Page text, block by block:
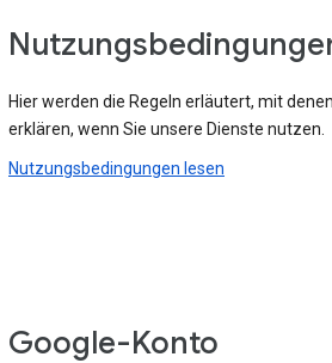
Hier werden die Regeln erläutert, mit
erklären, wenn Sie unsere Dienste nutzen.
Nutzungsbedingungen lesen
Google-Konto